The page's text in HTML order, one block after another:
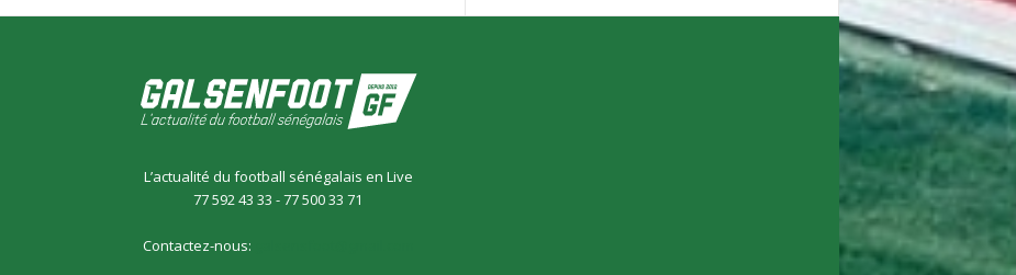
L’actualité du football sénégalais en Live
77 592 43 33 - 77 500 33 71
Contactez-nous: